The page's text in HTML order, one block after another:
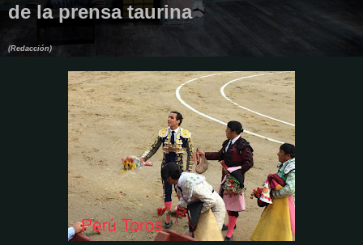
de la prensa taurina
(Redacción)